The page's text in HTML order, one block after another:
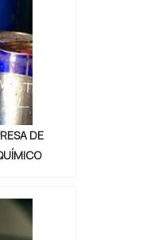
conseguirá
DE